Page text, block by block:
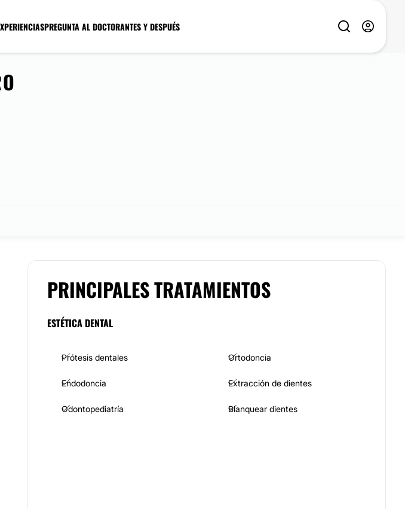
PREGUNTA AL DOCTORANTES Y DESPUÉS
PRINCIPALES TRATAMIENTOS
ESTÉTICA DENTAL
Prótesis dentales Ortodoncia
Endodoncia Extracción de dientes
Odontopediatría Blanquear dientes